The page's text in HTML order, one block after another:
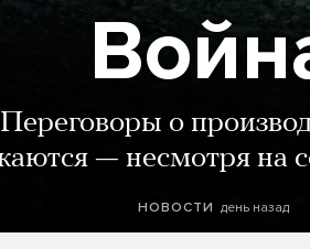
о
— несмотря на
НОВОСТИ день назад